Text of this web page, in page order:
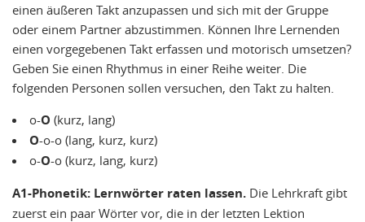
einen äußeren Takt anzupassen und sich mit der Gruppe
oder einem Partner abzustimmen. Können Ihre Lernenden
einen vorgegebenen Takt erfassen und motorisch umsetzen?
Geben Sie einen Rhythmus in einer Reihe weiter. Die
folgenden Personen sollen versuchen, den Takt zu halten.
o-O (kurz, lang)
O-o-o (lang, kurz, kurz)
o-O-o (kurz, lang, kurz)
A1-Phonetik: Lernwörter raten lassen. Die Lehrkraft gibt
zuerst ein paar Wörter vor, die in der letzten Lektion